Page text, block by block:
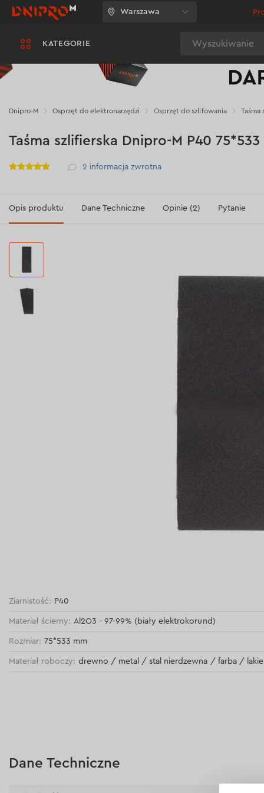
KATEGORIE
Warszawa
Dnipro-M Osprzęt do elektronarzędzi Osprzęt do szlifowania Taśma
Taśma szlifierska Dnipro-M P40
Рейтинг 2 informacja zwrotna
Opis produktu Dane Techniczne Opinie (2) Pytanie
Ziarnistość: Р40
Materiał ścierny: Al2O3 - 97-99% (biały elektrokorund)
Rozmiar: 75*533 mm
Materiał roboczy: drewno / metal / stal nierdzewna / farba /
Dane Techniczne